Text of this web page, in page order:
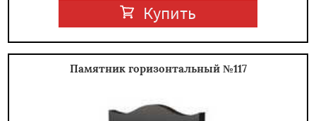
Купить
Памятник горизонтальный №117